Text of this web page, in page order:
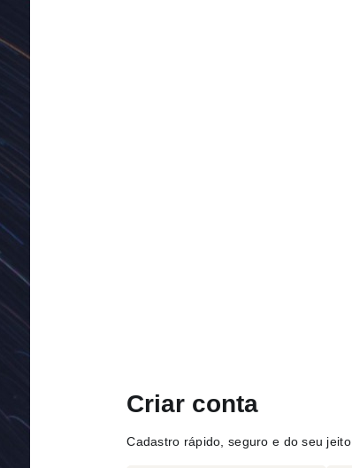
Criar conta
Cadastro rápido, seguro e do seu jeito.